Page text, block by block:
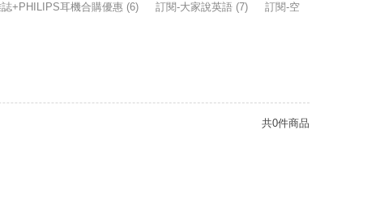
+PHILIPS耳機合購優惠 (6) 訂閱-大家說英語 (7)
訂閱-空
共0件商品